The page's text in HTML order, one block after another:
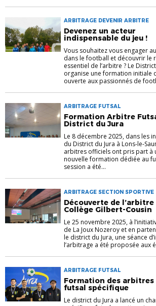
ARBITRAGE DEVENIR ARBITRE
Devenez un acteur
indispensable du jeu !
Vous souhaitez vous engager
dans le football et découvrir le
essentiel de l’arbitre ? Le
organise une formation initiale
ouverte aux passionnés de
ARBITRAGE FUTSAL
Formation Arbitre
District du Jura
Le 8 décembre 2025, dans les
du District du Jura à Lons-le-
arbitres officiels ont pris part à
nouvelle formation dédiée au
session a été...
ARBITRAGE SECTION SPORTIVE
Découverte de l’arbitre
Collège Gilbert-Cousin
Le 25 novembre 2025, à
de La Joux Nozeroy et en
le district du Jura, une séance
l’arbitrage a été proposée aux
ARBITRAGE FUTSAL
Formation des arbitres
futsal spécifique
Le district du Jura a lancé un